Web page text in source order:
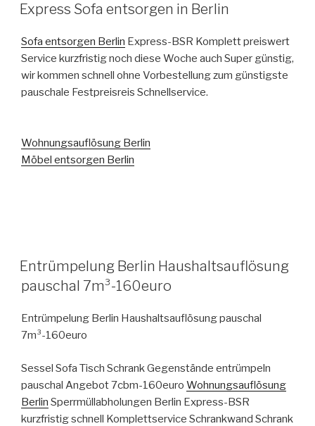
VERÖFFENTLICHT
AM
Express Sofa entsorgen in Berlin
Sofa entsorgen Berlin Express-BSR Komplett preiswert
Service kurzfristig noch diese Woche auch Super günstig,
wir kommen schnell ohne Vorbestellung zum günstigste
pauschale Festpreisreis Schnellservice.
Wohnungsauflösung Berlin
Möbel entsorgen Berlin
VERÖFFENTLICHT
AM
Entrümpelung Berlin Haushaltsauflösung
pauschal 7m³-160euro
Entrümpelung Berlin Haushaltsauflösung pauschal
7m³-160euro
Sessel Sofa Tisch Schrank Gegenstände entrümpeln
pauschal Angebot 7cbm-160euro Wohnungsauflösung
Berlin Sperrmüllabholungen Berlin Express-BSR
kurzfristig schnell Komplettservice Schrankwand Schrank